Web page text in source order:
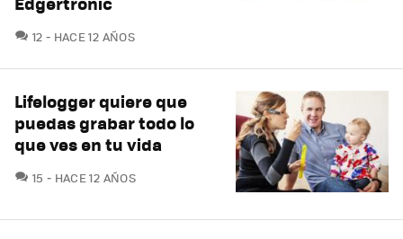
12 COMENTARIOS
HACE 12 AÑOS
Lifelogger quiere que
puedas grabar todo lo
que ves en tu vida
15 COMENTARIOS
HACE 12 AÑOS